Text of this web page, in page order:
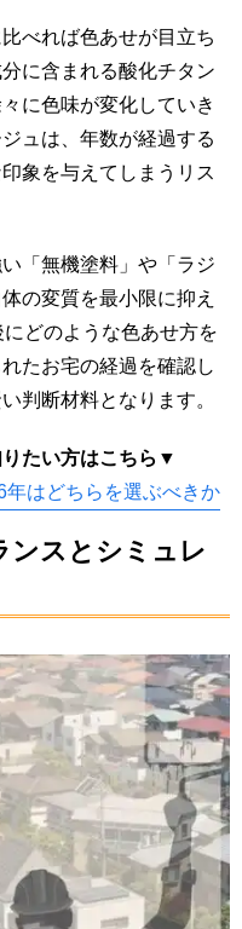
べれば色あせが目立ち
に含まれる酸化チタン
に色味が変化していき
ュは、年数が経過する
象を与えてしまうリス
「無機塗料」や「ラジ
の変質を最小限に抑え
どのような色あせ方を
たお宅の経過を確認し
判断材料となります。
たい方はこちら▼
はどちらを選ぶべきか
ンスとシミュレ